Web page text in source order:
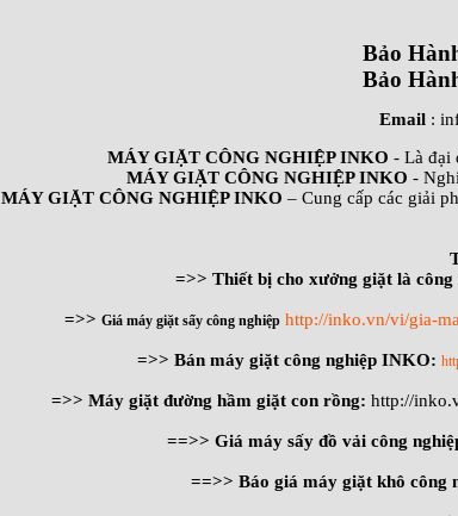
Bảo
Bảo
Email :
MÁY GIẶT CÔNG NGHIỆP INKO - Là đại
MÁY GIẶT CÔNG NGHIỆP INKO -
MÁY GIẶT CÔNG NGHIỆP INKO – Cung cấp các giải
=>> Thiết bị cho xưởng giặt là công
=>> Giá máy giặt sấy công nghiệp http://inko.vn/vi/gia-
=>> Bán máy giặt công nghiệp INKO:
=>> Máy giặt đường hầm giặt con rồng: http://
==>> Giá máy sấy đồ vải công
==>> Báo giá máy giặt khô công